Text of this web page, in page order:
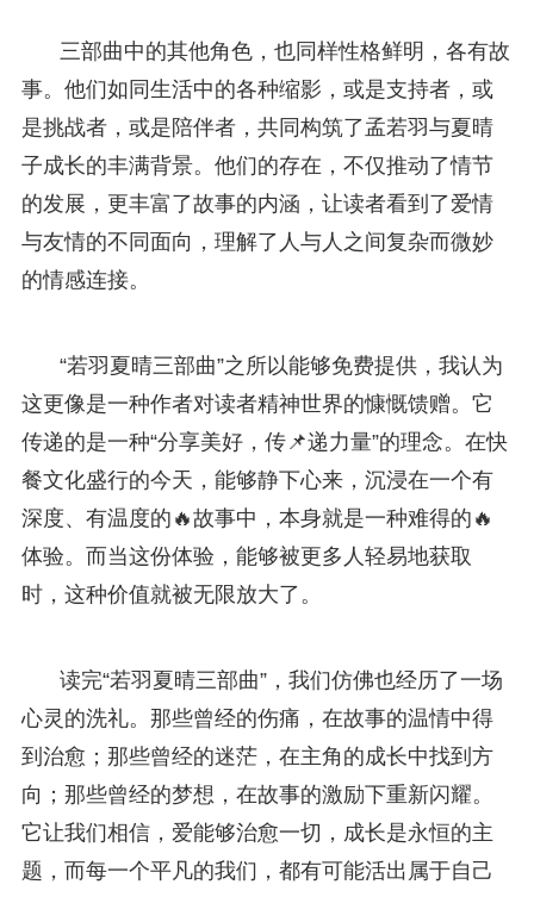
三部曲中的其他角色，也同样性格鲜明，各有故
事。他们如同生活中的各种缩影，或是支持者，或
是挑战者，或是陪伴者，共同构筑了孟若羽与夏晴
子成长的丰满背景。他们的存在，不仅推动了情节
的发展，更丰富了故事的内涵，让读者看到了爱情
与友情的不同面向，理解了人与人之间复杂而微妙
的情感连接。
“若羽夏晴三部曲”之所以能够免费提供，我认为
这更像是一种作者对读者精神世界的慷慨馈赠。它
传递的是一种“分享美好，传📌递力量”的理念。在快
餐文化盛行的今天，能够静下心来，沉浸在一个有
深度、有温度的🔥故事中，本身就是一种难得的🔥
体验。而当这份体验，能够被更多人轻易地获取
时，这种价值就被无限放大了。
读完“若羽夏晴三部曲”，我们仿佛也经历了一场
心灵的洗礼。那些曾经的伤痛，在故事的温情中得
到治愈；那些曾经的迷茫，在主角的成长中找到方
向；那些曾经的梦想，在故事的激励下重新闪耀。
它让我们相信，爱能够治愈一切，成长是永恒的主
题，而每一个平凡的我们，都有可能活出属于自己